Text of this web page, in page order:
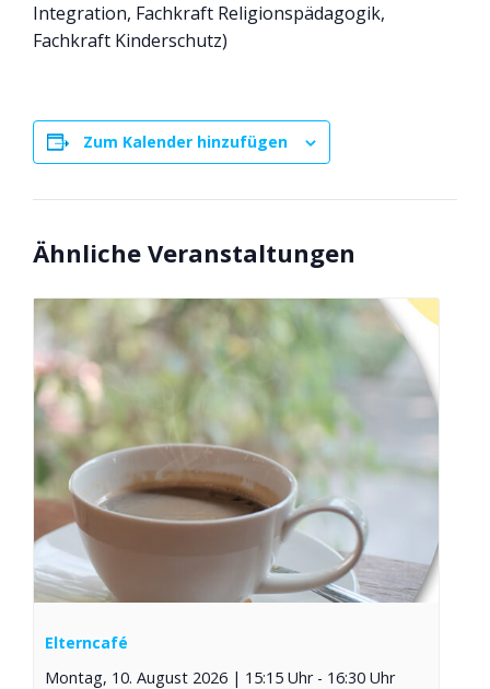
Integration, Fachkraft Religionspädagogik,
Fachkraft Kinderschutz)
Zum Kalender hinzufügen
Ähnliche Veranstaltungen
Elterncafé
Montag, 10. August 2026 | 15:15 Uhr - 16:30 Uhr